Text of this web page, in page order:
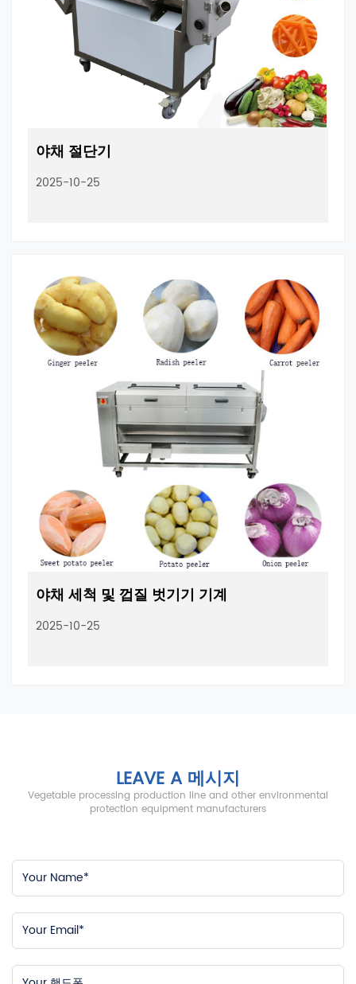
야채 절단기
2025-10-25
야채 세척 및 껍질 벗기기 기계
2025-10-25
LEAVE A 메시지
Vegetable processing production line and other environmental
protection equipment manufacturers